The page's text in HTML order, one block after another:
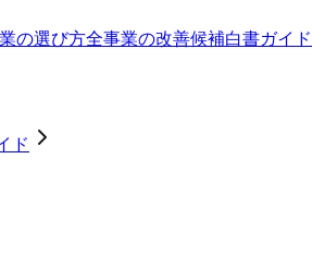
の選び方全事業の改善候補白書ガイド
ド